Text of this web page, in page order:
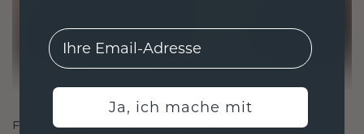
FÜR VERBINDUNGEN GESCHAFFEN
EMail
Ja, ich mache mit